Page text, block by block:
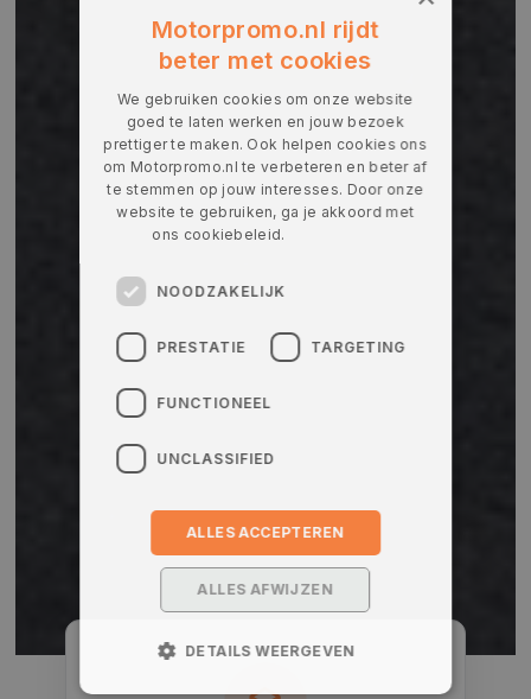
Motorpromo.nl rijdt
beter met cookies
We gebruiken cookies om onze website
goed te laten werken en jouw bezoek
prettiger te maken. Ook helpen cookies ons
om Motorpromo.nl te verbeteren en beter af
te stemmen op jouw interesses. Door onze
website te gebruiken, ga je akkoord met
ons cookiebeleid.
NOODZAKELIJK
PRESTATIE TARGETING
FUNCTIONEEL
UNCLASSIFIED
ALLES ACCEPTEREN
ALLES AFWIJZEN
DETAILS WEERGEVEN